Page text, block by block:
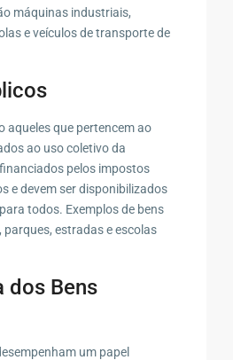
máquinas industriais,
e veículos de transporte de
aqueles que pertencem ao
ao uso coletivo da
pelos impostos
e devem ser disponibilizados
todos. Exemplos de bens
estradas e escolas
dos Bens
um papel